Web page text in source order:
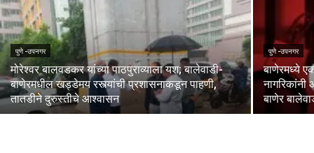
पुणे -उपनगर
मोरेश्वर बालवडकर यांच्या पाठपुराव्याला यश; बालेवाडी-
बाणेरमधील खड्डेमय रस्त्यांची प्रशासनाकडून पाहणी,
तातडीने दुरुस्तीचे आश्वासन
पुणे -उपनगर
बाणेरमध्ये
नागरिकांनी
बाणेर